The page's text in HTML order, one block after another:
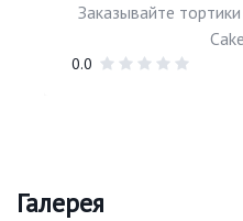
Заказывайте
0.0
Галерея